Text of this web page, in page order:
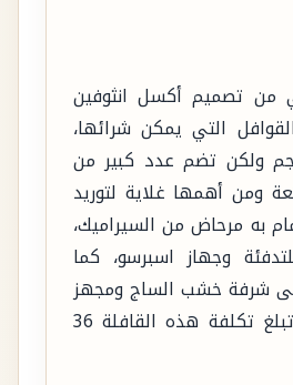
من تصميم أكسل انثوفين
التي يمكن شرائها،
ولكن تضم عدد كبير من
ومن أهمها غلاية لتوريد
به مرحاض من السيراميك،
وجهاز اسبرسو، كما
شرفة خشب الساج ومجهز
بإمدادات للغاز، وتبلغ تكلفة هذه القافلة 36